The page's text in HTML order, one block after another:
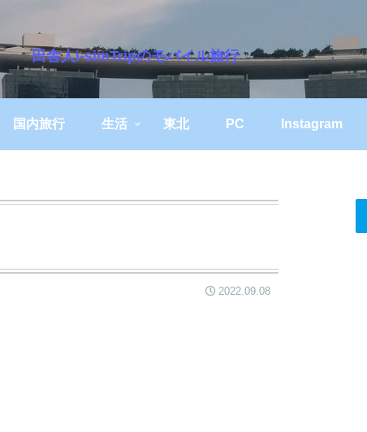
田舎人i-simTripのモバイル旅行
国内旅行 生活 東北 PC Instagram
2022.09.08